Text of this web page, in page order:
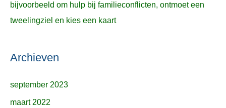
bijvoorbeeld om hulp bij familieconflicten, ontmoet een
tweelingziel en kies een kaart
Archieven
september 2023
maart 2022